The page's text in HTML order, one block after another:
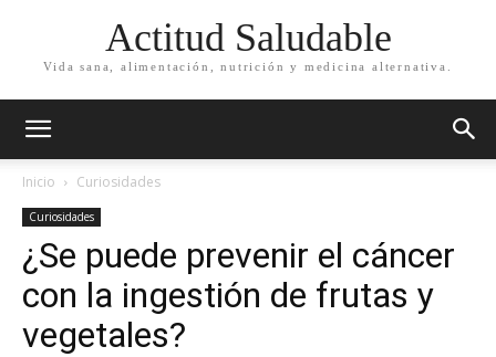
Actitud Saludable
Vida sana, alimentación, nutrición y medicina alternativa.
Inicio Curiosidades
Curiosidades
¿Se puede prevenir el cáncer
con la ingestión de frutas y
vegetales?